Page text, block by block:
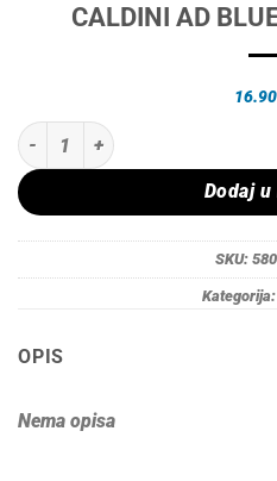
CALDINI AD
16.90
CALDINI AD BLUE 5L |CLN80979|
Dodaj
SKU:
Kategorija:
OPIS
Nema opisa